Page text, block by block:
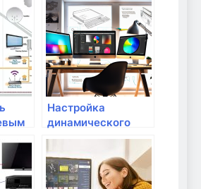
Настройка
динамического
DNS для
домашнего
сервера